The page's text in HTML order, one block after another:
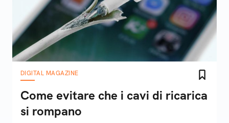
DIGITAL MAGAZINE
Come evitare che i cavi di ricarica
si rompano